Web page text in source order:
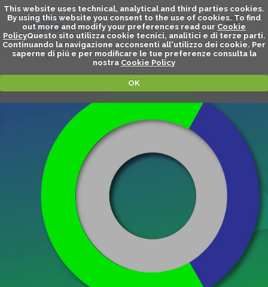
This website uses technical, analytical and third parties cookies.
By using this website you consent to the use of cookies. To find
out more and modify your preferences read our Cookie
PolicyQuesto sito utilizza cookie tecnici, analitici e di terze parti.
Continuando la navigazione acconsenti all'utilizzo dei cookie. Per
saperne di piú e per modificare le tue preferenze consulta la
nostra Cookie Policy
OK
EVENTS